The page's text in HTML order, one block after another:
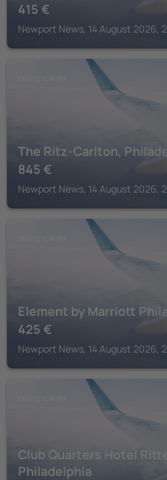
415 €
Newport News, 14 August 2026,
The Ritz-Carlton,
845 €
Newport News, 14 August 2026,
Element by Marriott
425 €
Newport News, 14 August 2026,
Club Quarters Hotel
Philadelphia